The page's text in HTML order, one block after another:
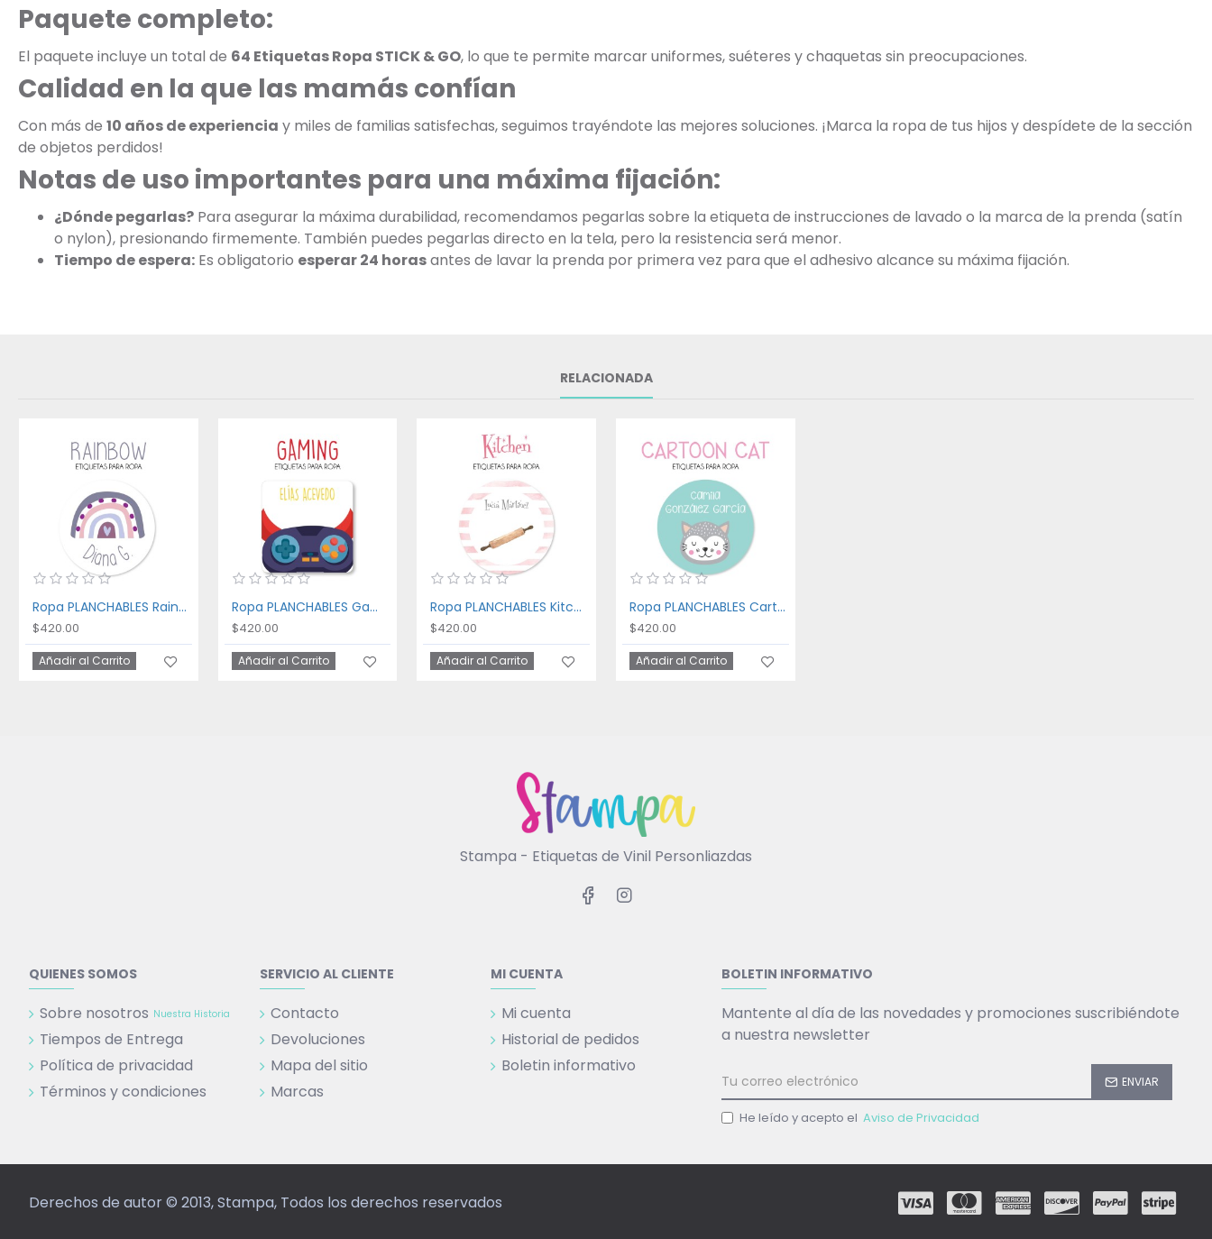
Paquete completo:
El paquete incluye un total de 64 Etiquetas Ropa STICK & GO, lo que te permite marcar uniformes, suéteres y chaquetas sin preocupaciones.
Calidad en la que las mamás confían
Con más de 10 años de experiencia y miles de familias satisfechas, seguimos trayéndote las mejores soluciones. ¡Marca la ropa de tus hijos y despídete de la sección
de objetos perdidos!
Notas de uso importantes para una máxima fijación:
¿Dónde pegarlas? Para asegurar la máxima durabilidad, recomendamos pegarlas sobre la etiqueta de instrucciones de lavado o la marca de la prenda (satín
o nylon), presionando firmemente. También puedes pegarlas directo en la tela, pero la resistencia será menor.
Tiempo de espera: Es obligatorio esperar 24 horasantes de lavar la prenda por primera vez para que el adhesivo alcance su máxima fijación.
RELACIONADA
Ropa PLANCHABLES Rainbow
$420.00
Añadir al Carrito
Ropa PLANCHABLES Gaming
$420.00
Añadir al Carrito
Ropa PLANCHABLES Kitchen
$420.00
Añadir al Carrito
Ropa PLANCHABLES Cartoon Cat
$420.00
Añadir al Carrito
Stampa - Etiquetas de Vinil Personliazdas
QUIENES SOMOS
Sobre nosotros Nuestra Historia
Tiempos de Entrega
Política de privacidad
Términos y condiciones
SERVICIO AL CLIENTE
Contacto
Devoluciones
Mapa del sitio
Marcas
MI CUENTA
Mi cuenta
Historial de pedidos
Boletin informativo
BOLETIN INFORMATIVO
Mantente al día de las novedades y promociones suscribiéndote
a nuestra newsletter
ENVIAR
He leído y acepto el Aviso de Privacidad
Derechos de autor © 2013, Stampa, Todos los derechos reservados